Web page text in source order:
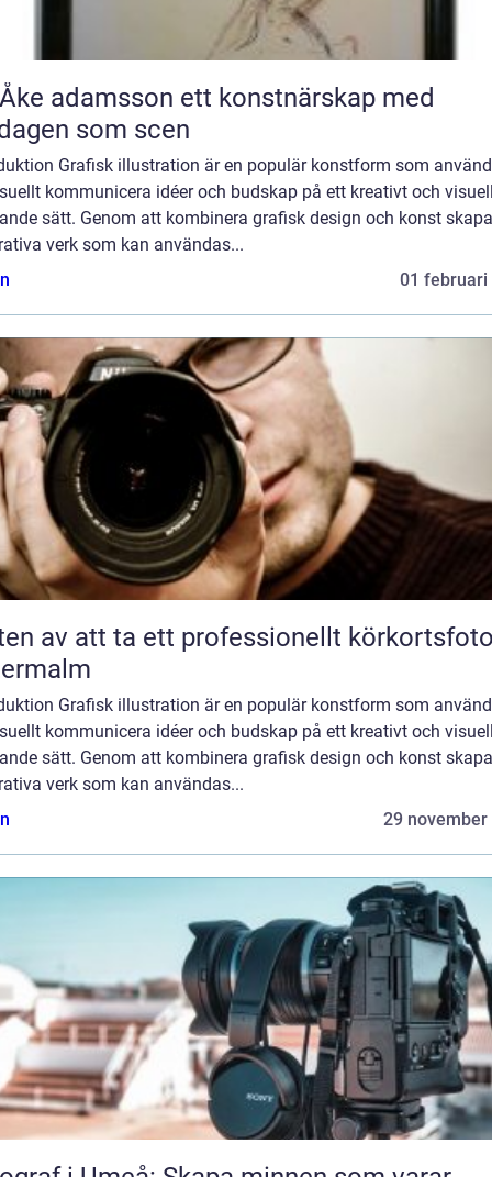
ett konstnärskap med
som scen
Grafisk illustration är en populär konstform som
kommunicera idéer och budskap på ett kreativt och
sätt. Genom att kombinera grafisk design och konst
verk som kan användas...
01 februari
av att ta ett professionellt
Grafisk illustration är en populär konstform som
kommunicera idéer och budskap på ett kreativt och
sätt. Genom att kombinera grafisk design och konst
verk som kan användas...
29 november